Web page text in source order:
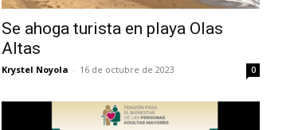
Se ahoga turista en playa Olas
Altas
Krystel Noyola - 16 de octubre de 2023 0